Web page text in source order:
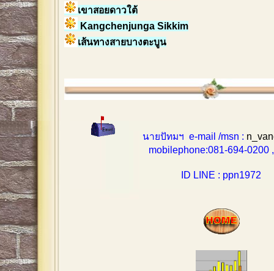
เขาสอยดาวใต้
Kangchenjunga Sikkim
เส้นทางสายบางตะบูน
นายปัทมฯ e-mail /msn :
mobilephone:081-694-0200 ,
ID LINE : ppn1972